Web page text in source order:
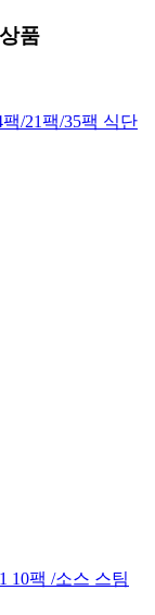
품
/21팩/35팩 식단
10팩 /소스 스팀